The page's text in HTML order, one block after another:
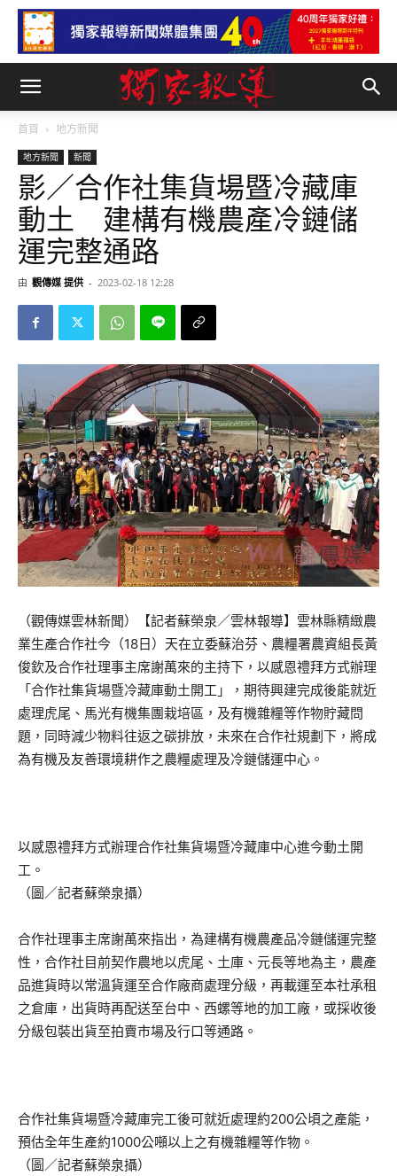
首頁 地方新聞
地方新聞 新聞
影／合作社集貨場暨冷藏庫
動土 建構有機農產冷鏈儲
運完整通路
由 觀傳媒 提供 - 2023-02-18 12:28
（觀傳媒雲林新聞）【記者蘇榮泉／雲林報導】雲林縣精緻農
業生產合作社今（18日）天在立委蘇治芬、農糧署農資組長黃
俊欽及合作社理事主席謝萬來的主持下，以感恩禮拜方式辦理
「合作社集貨場暨冷藏庫動土開工」，期待興建完成後能就近
處理虎尾、馬光有機集團栽培區，及有機雜糧等作物貯藏問
題，同時減少物料往返之碳排放，未來在合作社規劃下，將成
為有機及友善環境耕作之農糧處理及冷鏈儲運中心。
以感恩禮拜方式辦理合作社集貨場暨冷藏庫中心進今動土開
工。
（圖／記者蘇榮泉攝）
合作社理事主席謝萬來指出，為建構有機農產品冷鏈儲運完整
性，合作社目前契作農地以虎尾、土庫、元長等地為主，農產
品進貨時以常溫貨運至合作廠商處理分級，再載運至本社承租
之倉庫，出貨時再配送至台中、西螺等地的加工廠，或採收後
分級包裝出貨至拍賣市場及行口等通路。
合作社集貨場暨冷藏庫完工後可就近處理約200公頃之產能，
預估全年生產約1000公噸以上之有機雜糧等作物。
（圖／記者蘇榮泉攝）